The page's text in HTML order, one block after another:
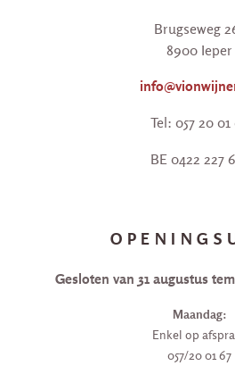
Brugseweg
8900 Ieper
Tel: 057 20 01
BE 0422 227
Gesloten van 31 augustus
Maandag:
Enkel op
057/20 01 67